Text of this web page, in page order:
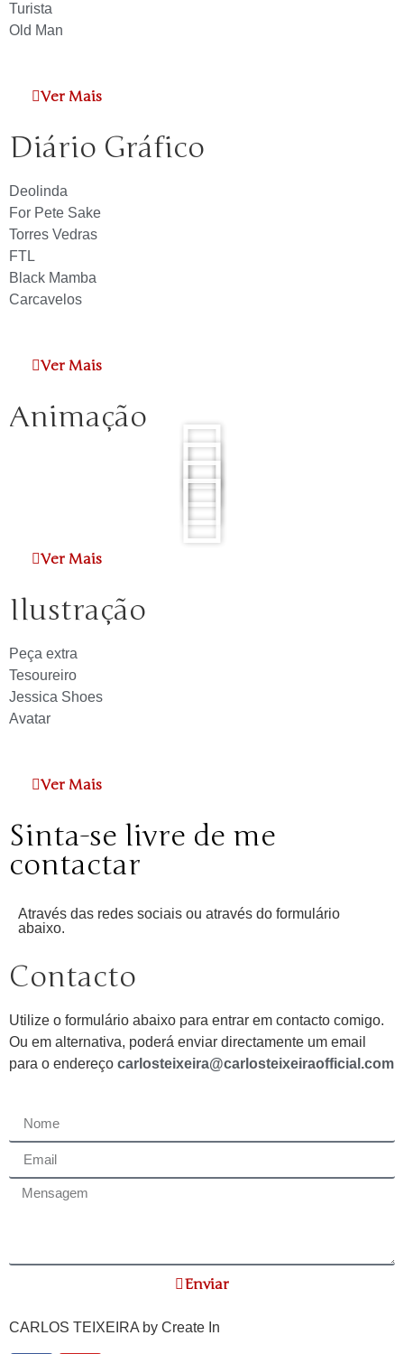
Turista
Old Man
Ver Mais
Diário Gráfico
Deolinda
For Pete Sake
Torres Vedras
FTL
Black Mamba
Carcavelos
Ver Mais
Animação
Ver Mais
Ilustração
Peça extra
Tesoureiro
Jessica Shoes
Avatar
Ver Mais
Sinta-se livre de me
contactar
Através das redes sociais ou através do formulário
abaixo.
Contacto
Utilize o formulário abaixo para entrar em contacto comigo.
Ou em alternativa, poderá enviar directamente um email
para o endereço carlosteixeira@carlosteixeiraofficial.com
Enviar
CARLOS TEIXEIRA by Create In